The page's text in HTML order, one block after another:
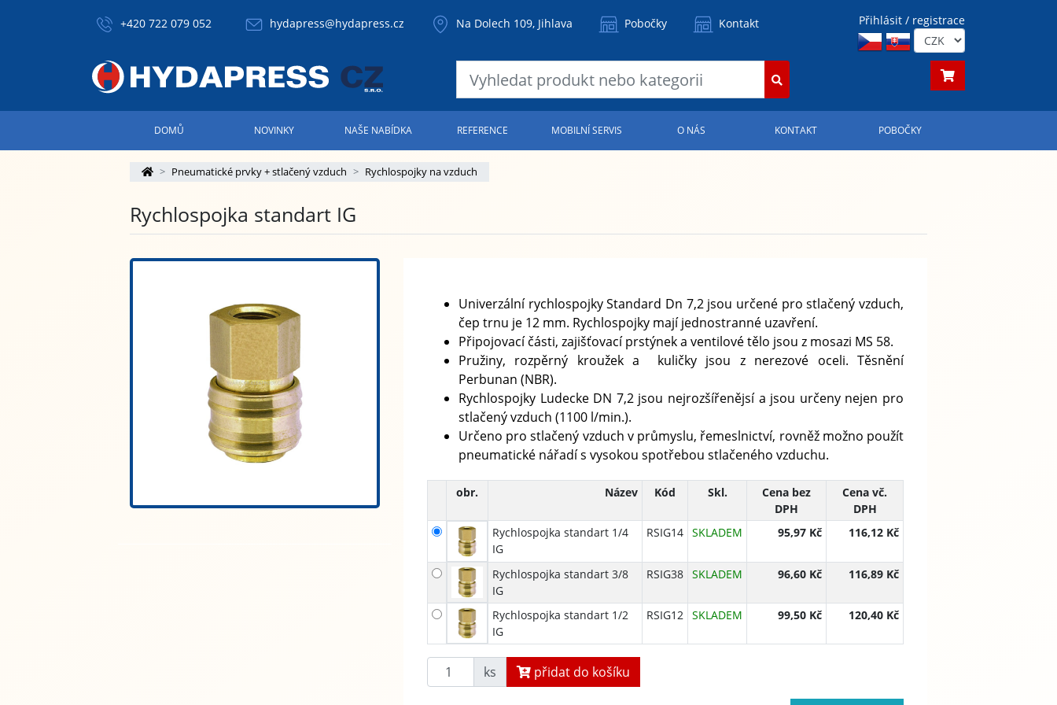
+420 722 079 052 hydapress@hydapress.cz Na Dolech 109, Jihlava Pobočky Kontakt Přihlásit / registrace
DOMŮ NOVINKY NAŠE NABÍDKA REFERENCE MOBILNÍ SERVIS O NÁS KONTAKT POBOČKY
Pneumatické prvky + stlačený vzduch Rychlospojky na vzduch
Rychlospojka standart IG
Univerzální rychlospojky Standard Dn 7,2 jsou určené pro stlačený vzduch,
čep trnu je 12 mm. Rychlospojky mají jednostranné uzavření.
Připojovací části, zajišťovací prstýnek a ventilové tělo jsou z mosazi MS 58.
Pružiny, rozpěrný kroužek a kuličky jsou z nerezové oceli. Těsnění
Perbunan (NBR).
Rychlospojky Ludecke DN 7,2 jsou nejrozšířenějsí a jsou určeny nejen pro
stlačený vzduch (1100 l/min.).
Určeno pro stlačený vzduch v průmyslu, řemeslnictví, rovněž možno použít
pneumatické nářadí s vysokou spotřebou stlačeného vzduchu.
obr. Název Kód Skl.
Cena bez
DPH
Cena vč.
DPH
Rychlospojka standart 1/4
IG
RSIG14 SKLADEM 95,97 Kč 116,12 Kč
Rychlospojka standart 3/8
IG
RSIG38 SKLADEM 96,60 Kč 116,89 Kč
Rychlospojka standart 1/2
IG
RSIG12 SKLADEM 99,50 Kč 120,40 Kč
ks přidat do košíku